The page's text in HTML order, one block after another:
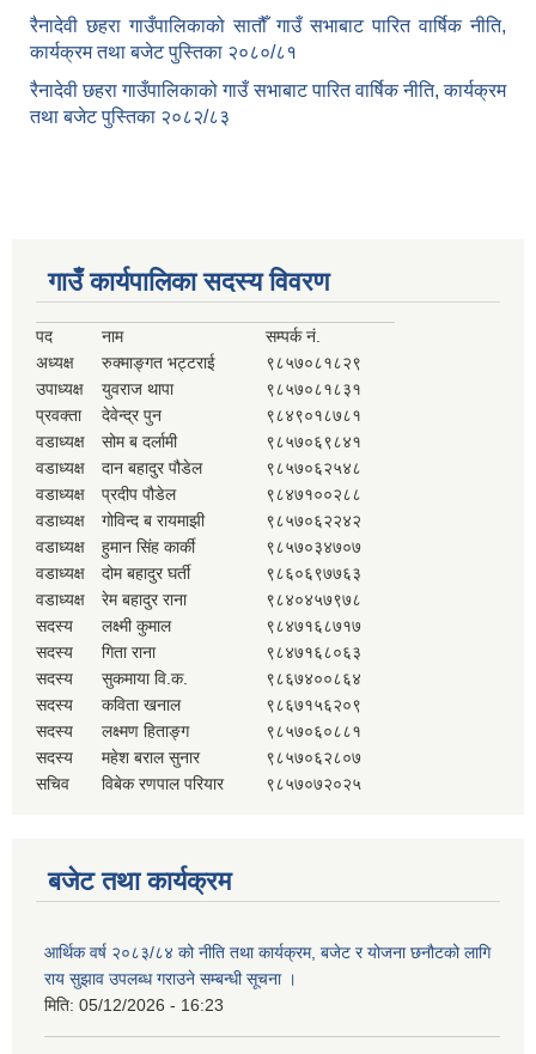
रैनादेवी छहरा गाउँपालिकाको सातौँ गाउँ सभाबाट पारित वार्षिक नीति,
कार्यक्रम तथा बजेट पुस्तिका २०८०/८१
रैनादेवी छहरा गाउँपालिकाको गाउँ सभाबाट पारित वार्षिक नीति, कार्यक्रम
तथा बजेट पुस्तिका २०८२/८३
गाउँ कार्यपालिका सदस्य विवरण
पद नाम
सम्पर्क नं.
अध्यक्ष
रुक्माङ्गत भट्टराई
९८५७०८१८२९
उपाध्यक्ष
युवराज थापा
९८५७०८१८३१
प्रवक्ता
देवेन्द्र पुन
९८४९०१८७८१
वडाध्यक्ष
सोम ब दर्लामी
९८५७०६९८४१
वडाध्यक्ष
दान बहादुर पौडेल
९८५७०६२५४८
वडाध्यक्ष
प्रदीप पौडेल
९८४७१००२८८
वडाध्यक्ष
गोविन्द ब रायमाझी
९८५७०६२२४२
वडाध्यक्ष
हुमान सिंह कार्की
९८५७०३४७०७
वडाध्यक्ष
दोम बहादुर घर्ती
९८६०६९७७६३
वडाध्यक्ष
रेम बहादुर राना
९८४०४५७९७८
सदस्य
लक्ष्मी कुमाल
९८४७१६८७१७
सदस्य
गिता राना
९८४७१६८०६३
सदस्य
सुकमाया वि.क.
९८६७४००८६४
सदस्य
कविता खनाल
९८६७१५६२०९
सदस्य
लक्ष्मण हिताङ्ग
९८५७०६०८८१
सदस्य
महेश बराल सुनार
९८५७०६२८०७
सचिव
विबेक रणपाल परियार ९८५७०७२०२५
बजेट तथा कार्यक्रम
आर्थिक वर्ष २०८३/८४ को नीति तथा कार्यक्रम, बजेट र योजना छनौटको लागि
राय सुझाव उपलब्ध गराउने सम्बन्धी सूचना ।
मिति: 05/12/2026 - 16:23